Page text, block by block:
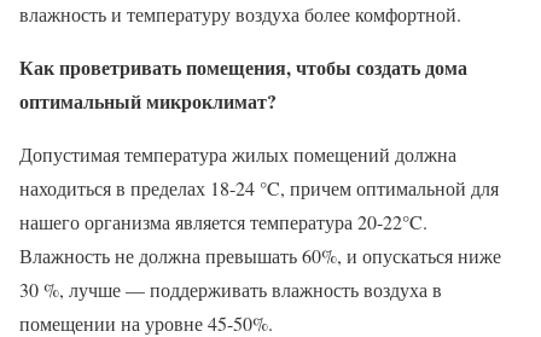
влажность и температуру воздуха более комфортной.
Как проветривать помещения, чтобы создать дома
оптимальный микроклимат?
Допустимая температура жилых помещений должна
находиться в пределах 18-24 °C, причем оптимальной для
нашего организма является температура 20-22°C.
Влажность не должна превышать 60%, и опускаться ниже
30 %, лучше — поддерживать влажность воздуха в
помещении на уровне 45-50%.